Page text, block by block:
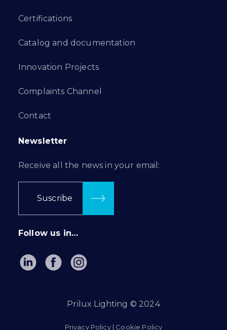
Certifications
Catalog and documentation
Innovation Projects
Complaints Channel
Contact
Newsletter
Receive all the news in your email:
Suscribe
Follow us in…
Prilux Lighting © 2024
Privacy Policy| Cookie Policy